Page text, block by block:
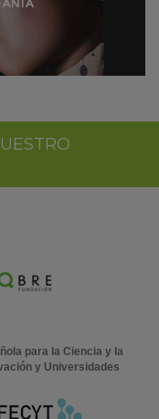
para la Ciencia y la
y Universidades